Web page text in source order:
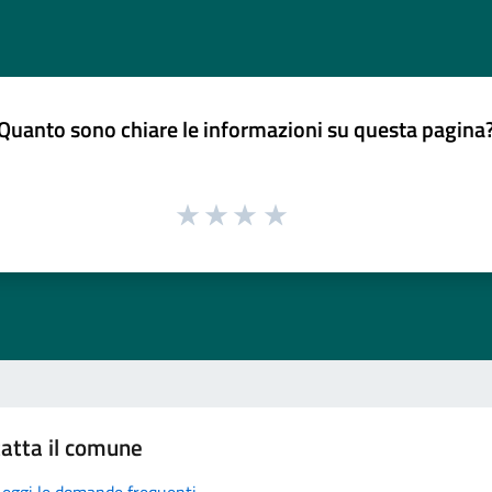
sono chiare le informazioni su questa
il comune